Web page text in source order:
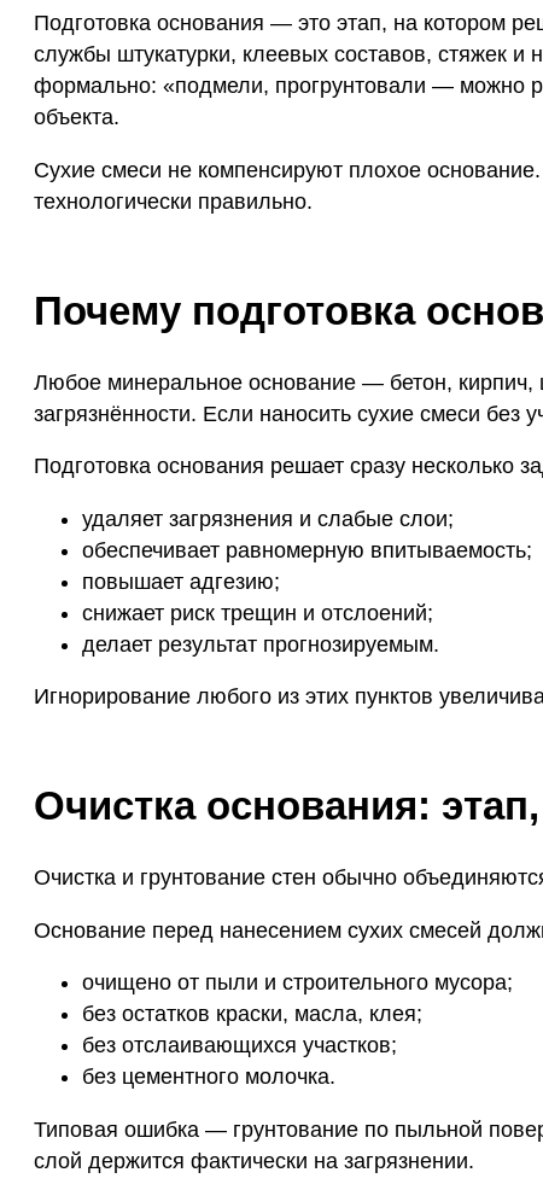
Подготовка основания — это этап, на котором
службы штукатурки, клеевых составов, стяжек
формально: «подмели, прогрунтовали — можно
объекта.
Сухие смеси не компенсируют плохое
технологически правильно.
Почему подготовка
Любое минеральное основание — бетон, кирпич,
загрязнённости. Если наносить сухие смеси без
Подготовка основания решает сразу несколько
удаляет загрязнения и слабые слои;
обеспечивает равномерную впитываемость;
повышает адгезию;
снижает риск трещин и отслоений;
делает результат прогнозируемым.
Игнорирование любого из этих пунктов
Очистка основания:
Очистка и грунтование стен обычно
Основание перед нанесением сухих смесей
очищено от пыли и строительного мусора;
без остатков краски, масла, клея;
без отслаивающихся участков;
без цементного молочка.
Типовая ошибка — грунтование по пыльной
слой держится фактически на загрязнении.